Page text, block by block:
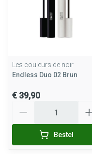
Les couleurs de noir
Endless Duo 02 Brun
€ 39,90
Bestel